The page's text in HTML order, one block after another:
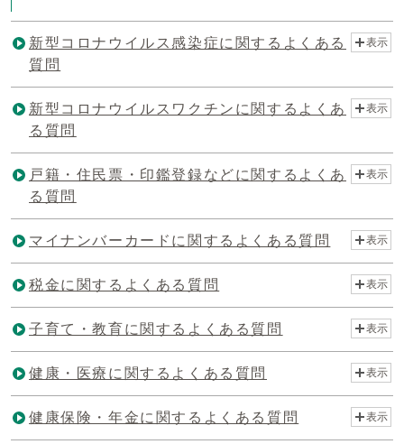
新型コロナウイルス感染症に関するよくある
質問
表示
新型コロナウイルスワクチンに関するよくあ
る質問
表示
戸籍・住民票・印鑑登録などに関するよくあ
る質問
表示
マイナンバーカードに関するよくある質問 表示
税金に関するよくある質問 表示
子育て・教育に関するよくある質問 表示
健康・医療に関するよくある質問 表示
健康保険・年金に関するよくある質問 表示